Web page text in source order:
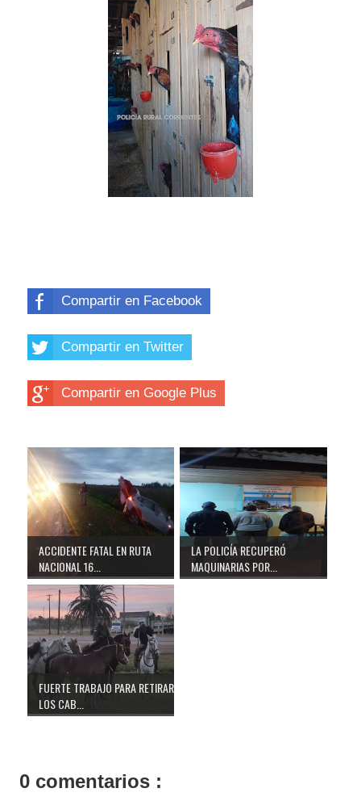
Compartir en Facebook
Compartir en Twitter
Compartir en Google Plus
ACCIDENTE FATAL EN RUTA
NACIONAL 16...
LA POLICÍA RECUPERÓ
MAQUINARIAS POR...
FUERTE TRABAJO PARA RETIRAR
LOS CAB...
0 comentarios :